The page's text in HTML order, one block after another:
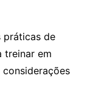
práticas de
treinar em